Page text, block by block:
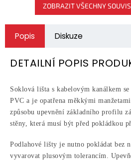
ZOBRAZIT VŠECHNY
Popis Diskuze
DETAILNÍ POPIS
Soklová lišta s kabelovým kanálkem
PVC a je opatřena měkkými
způsobu upevnění základního profilu
stěny, která musí být před pokládkou
Podlahové lišty je nutno pokládat bez
vyvarovat plusovým tolerancím.